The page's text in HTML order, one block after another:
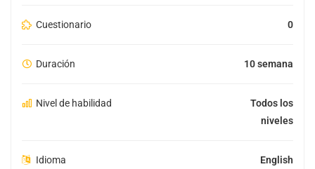
Cuestionario 0
Duración 10 semana
Nivel de habilidad
Todos los
niveles
Idioma English